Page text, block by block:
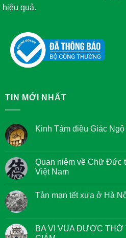
hiệu quả.
TIN MỚI NHẤT
Kinh Tám điều Giác
luận
ở
Kinh
Giác
Ngộ
Đại
Nhân
Quan niệm về Chữ Đức
Việt Nam
bình
về
Chữ
Tản mạn tết xưa ở Hà
luận
ởBA VỊ VUA ĐƯỢC THỜ